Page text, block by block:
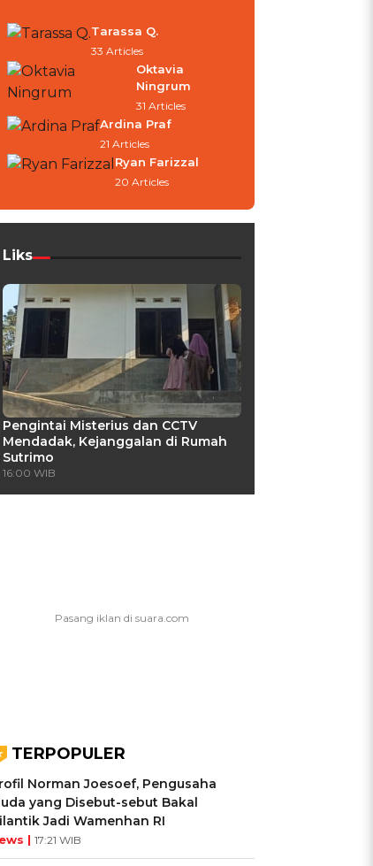
Tarassa Q.
33 Articles
Oktavia
Ningrum
31 Articles
Ardina Praf
21 Articles
Ryan Farizzal
20 Articles
Liks
Pengintai Misterius dan CCTV
Mendadak, Kejanggalan di Rumah
Sutrimo
16:00 WIB
TERPOPULER
Norman Joesoef, Pengusaha
yang Disebut-sebut Bakal
Jadi Wamenhan RI
| 17:21 WIB